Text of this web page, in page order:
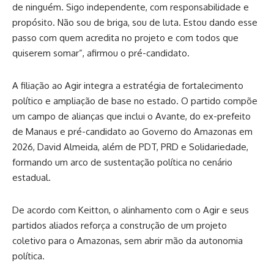
de ninguém. Sigo independente, com responsabilidade e
propósito. Não sou de briga, sou de luta. Estou dando esse
passo com quem acredita no projeto e com todos que
quiserem somar”, afirmou o pré-candidato.
A filiação ao Agir integra a estratégia de fortalecimento
político e ampliação de base no estado. O partido compõe
um campo de alianças que inclui o Avante, do ex-prefeito
de Manaus e pré-candidato ao Governo do Amazonas em
2026, David Almeida, além de PDT, PRD e Solidariedade,
formando um arco de sustentação política no cenário
estadual.
De acordo com Keitton, o alinhamento com o Agir e seus
partidos aliados reforça a construção de um projeto
coletivo para o Amazonas, sem abrir mão da autonomia
política.